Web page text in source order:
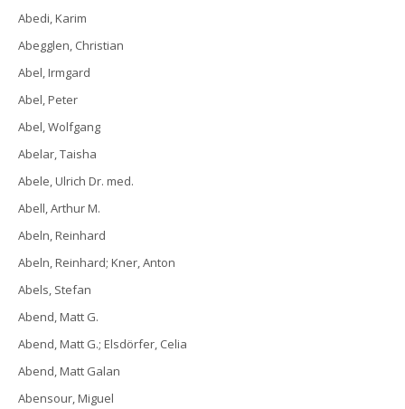
Abedi, Karim
Abegglen, Christian
Abel, Irmgard
Abel, Peter
Abel, Wolfgang
Abelar, Taisha
Abele, Ulrich Dr. med.
Abell, Arthur M.
Abeln, Reinhard
Abeln, Reinhard; Kner, Anton
Abels, Stefan
Abend, Matt G.
Abend, Matt G.; Elsdörfer, Celia
Abend, Matt Galan
Abensour, Miguel